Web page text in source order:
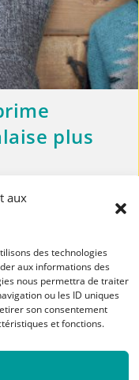
aux
des technologies
aux informations des
nous permettra de traiter
ou les ID uniques
son consentement
et fonctions.
plus
peut-être quand
de luminosité) pointe
normal.…
3 4